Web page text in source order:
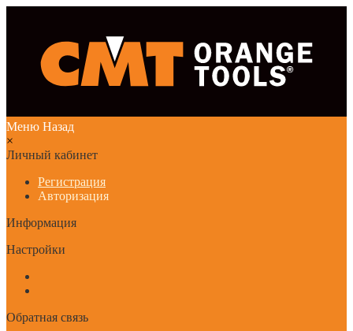
Меню Назад
×
Личный кабинет
Регистрация
Авторизация
Информация
Настройки
Обратная связь